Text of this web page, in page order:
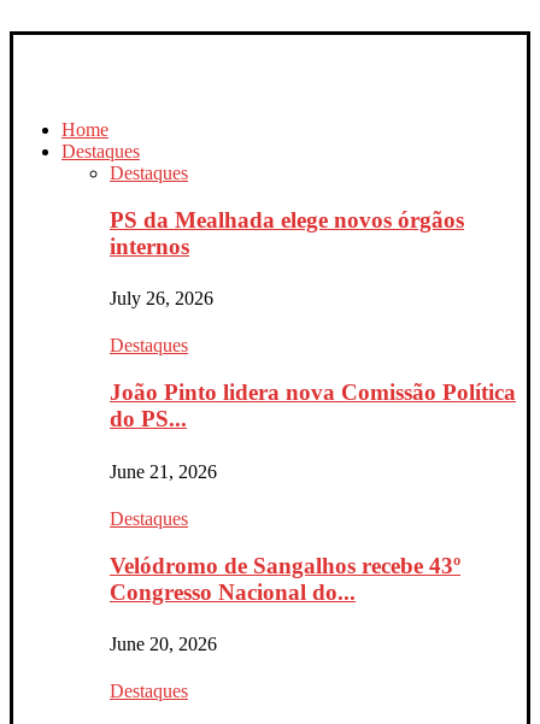
Home
Destaques
Destaques
PS da Mealhada elege novos órgãos
internos
July 26, 2026
Destaques
João Pinto lidera nova Comissão Política
do PS...
June 21, 2026
Destaques
Velódromo de Sangalhos recebe 43º
Congresso Nacional do...
June 20, 2026
Destaques